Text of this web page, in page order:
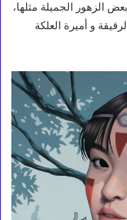
الزهور الجميلة مثلها،
و أميرة العلكة